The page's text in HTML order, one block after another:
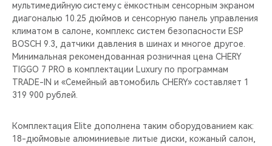
мультимедийную систему с ёмкостным сенсорным экраном
диагональю 10.25 дюймов и сенсорную панель управления
климатом в салоне, комплекс систем безопасности ESP
BOSCH 9.3, датчики давления в шинах и многое другое.
Минимальная рекомендованная розничная цена CHERY
TIGGO 7 PRO в комплектации Luxury по программам
TRADE-IN и «Семейный автомобиль CHERY» составляет 1
319 900 рублей.
Комплектация Elite дополнена таким оборудованием как:
18-дюймовые алюминиевые литые диски, кожаный салон,